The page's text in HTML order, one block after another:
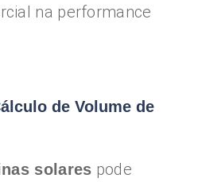
na performance
de Volume de
solares pode